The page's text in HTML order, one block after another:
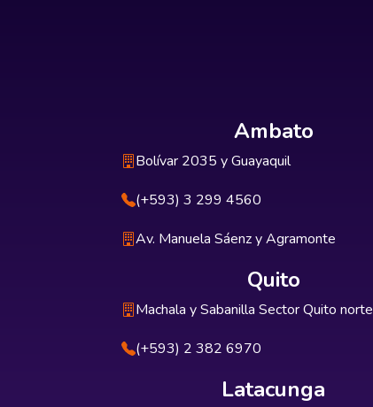
Ambato
Bolívar 2035 y Guayaquil
(+593) 3 299 4560
Av. Manuela Sáenz y Agramonte
Quito
Machala y Sabanilla Sector Quito norte
(+593) 2 382 6970
Latacunga